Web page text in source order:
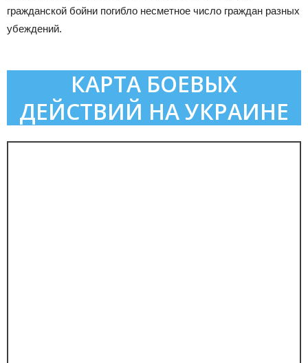
гражданской бойни погибло несметное число граждан разных
убеждений.
КАРТА БОЕВЫХ
ДЕЙСТВИЙ НА УКРАИНЕ